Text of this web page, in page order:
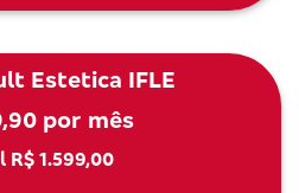
Estetica IFLE
por mês
R$ 1.599,00